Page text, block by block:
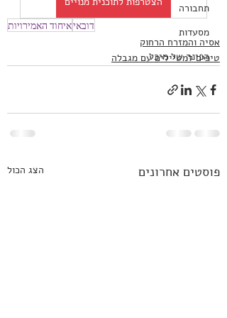
תחבורה
מסעדות
הפינה של מיכל
דובאיאיחוד האמירויות
אסיה והמזרח הרחוק
טיפים למטיילים עם מגבלה
פוסטים אחרונים הצג הכול